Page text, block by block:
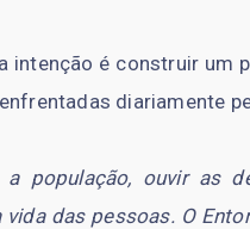
intenção é construir
diariamente
a população, ouvir as
das pessoas. O